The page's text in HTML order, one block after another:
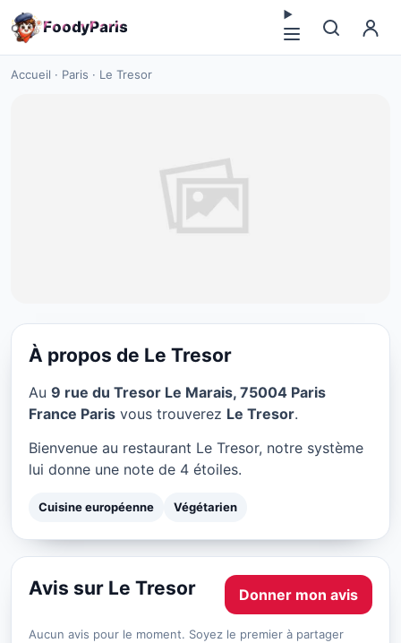
FoodyParis
Accueil · Paris · Le Tresor
Le Tresor à Paris
À propos de Le Tresor
Au 9 rue du Tresor Le Marais, 75004 Paris
France Paris vous trouverez Le Tresor.
Bienvenue au restaurant Le Tresor, notre système
lui donne une note de 4 étoiles.
Cuisine européenne Végétarien
Avis sur Le Tresor Donner mon avis
Aucun avis pour le moment. Soyez le premier à partager